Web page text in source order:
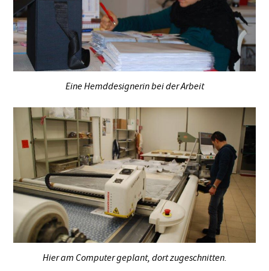
Eine Hemddesignerin bei der Arbeit
Hier am Computer geplant, dort zugeschnitten.